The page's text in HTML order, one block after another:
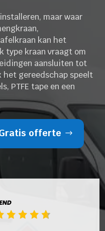
maar waar
kan het
type kraan vraagt om
aansluiten tot
gereedschap speelt
PTFE tape en een
offerte